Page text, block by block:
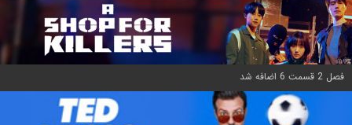
فصل 2 قسمت 6 اضافه شد